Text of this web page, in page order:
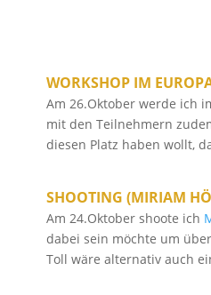
WORKSHOP IM
Am 26.Oktober werde ich
mit den Teilnehmern
diesen Platz haben wollt,
SHOOTING (MIRIAM
Am 24.Oktober shoote ich
dabei sein möchte um
Toll wäre alternativ auch